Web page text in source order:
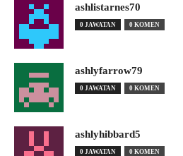
ashlistarnes70
0 JAWATAN 0 KOMEN
ashlyfarrow79
0 JAWATAN 0 KOMEN
ashlyhibbard5
0 JAWATAN 0 KOMEN